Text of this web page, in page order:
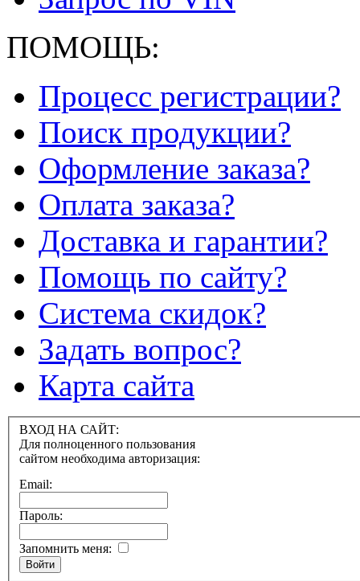
ПОМОЩЬ:
Процесс регистрации?
Поиск продукции?
Оформление заказа?
Оплата заказа?
Доставка и гарантии?
Помощь по сайту?
Система скидок?
Задать вопрос?
Карта сайта
ВХОД НА САЙТ:
Для полноценного пользования
сайтом необходима авторизация:
Email:
Пароль:
Запомнить меня:
Войти